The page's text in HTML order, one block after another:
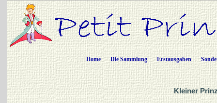
Home Die Sammlung Erstausgaben
Kleiner